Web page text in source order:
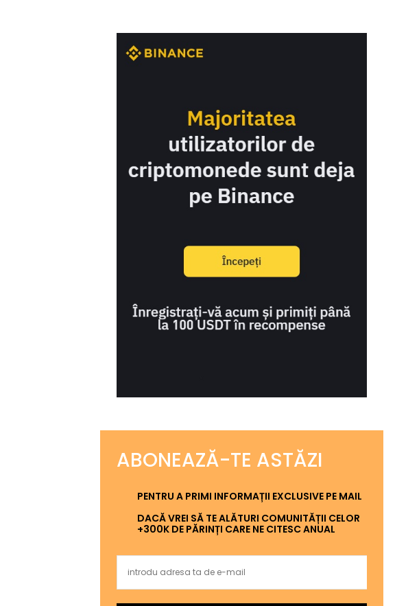
ABONEAZĂ-TE ASTĂZI
PENTRU A PRIMI INFORMAȚII EXCLUSIVE PE MAIL
DACĂ VREI SĂ TE ALĂTURI COMUNITĂȚII CELOR
+300K DE PĂRINȚI CARE NE CITESC ANUAL